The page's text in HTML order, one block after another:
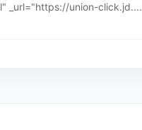
_url="https://union-click.jd....